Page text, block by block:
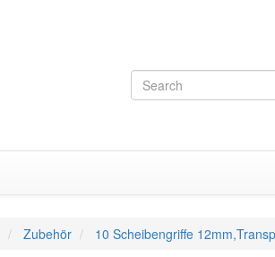
Zubehör 10 Scheibengriffe